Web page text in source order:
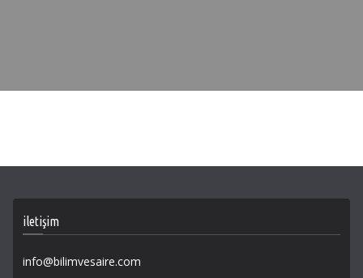
iletişim
info@bilimvesaire.com